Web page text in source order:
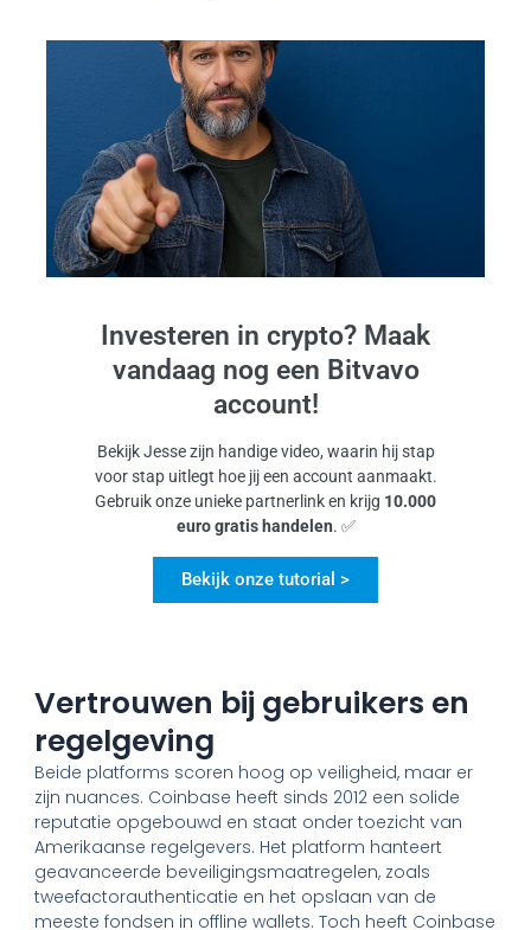
Investeren in crypto? Maak
vandaag nog een Bitvavo
account!
Bekijk Jesse zijn handige video, waarin hij stap
voor stap uitlegt hoe jij een account aanmaakt.
Gebruik onze unieke partnerlink en krijg 10.000
euro gratis handelen. ✅
Bekijk onze tutorial >
Vertrouwen bij gebruikers en
regelgeving
Beide platforms scoren hoog op veiligheid, maar er
zijn nuances. Coinbase heeft sinds 2012 een solide
reputatie opgebouwd en staat onder toezicht van
Amerikaanse regelgevers. Het platform hanteert
geavanceerde beveiligingsmaatregelen, zoals
tweefactorauthenticatie en het opslaan van de
meeste fondsen in offline wallets. Toch heeft Coinbase